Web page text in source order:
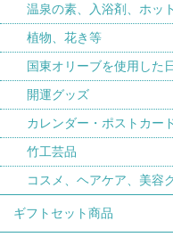
温泉の素、入浴剤、ホッ
植物、花き等
国東オリーブを使用した
開運グッズ
カレンダー・ポストカー
竹工芸品
コスメ、ヘアケア、美容
ギフトセット商品